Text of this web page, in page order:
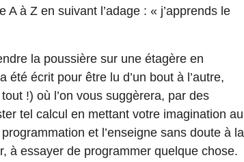
à Z en suivant l’adage : « j’apprends le
la poussière sur une étagère en
été écrit pour être lu d’un bout à l’autre,
!) où l’on vous suggèrera, par des
tel calcul en mettant votre imagination au
et l’enseigne sans doute à la
à essayer de programmer quelque chose.